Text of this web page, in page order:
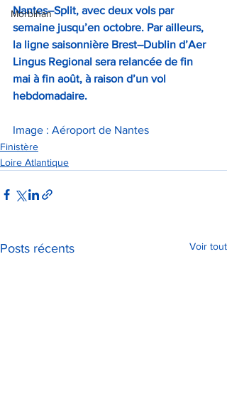
Morbihan
Nantes–Split, avec deux vols par
semaine jusqu’en octobre. Par ailleurs,
la ligne saisonnière Brest–Dublin d’Aer
Lingus Regional sera relancée de fin
mai à fin août, à raison d’un vol
hebdomadaire.
Image : Aéroport de Nantes
Finistère
Loire Atlantique
Posts récents Voir tout